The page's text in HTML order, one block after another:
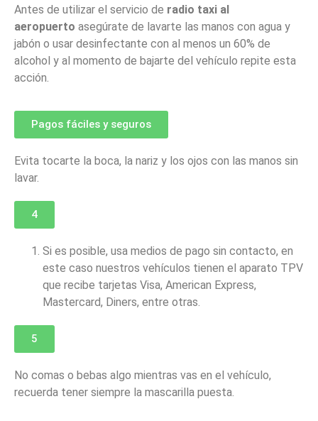
Antes de utilizar el servicio de radio taxi al
aeropuerto asegúrate de lavarte las manos con agua y
jabón o usar desinfectante con al menos un 60% de
alcohol y al momento de bajarte del vehículo repite esta
acción.
Pagos fáciles y seguros
Evita tocarte la boca, la nariz y los ojos con las manos sin
lavar.
4
Si es posible, usa medios de pago sin contacto, en
este caso nuestros vehículos tienen el aparato TPV
que recibe tarjetas Visa, American Express,
Mastercard, Diners, entre otras.
5
No comas o bebas algo mientras vas en el vehículo,
recuerda tener siempre la mascarilla puesta.